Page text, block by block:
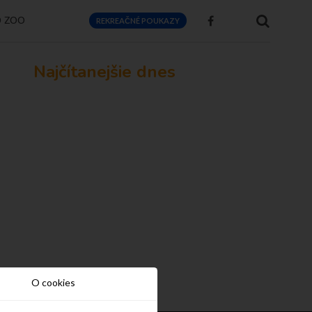
ZOO REKREAČNÉ POUKAZY
Najčítanejšie dnes
O cookies